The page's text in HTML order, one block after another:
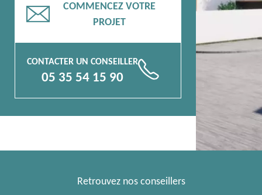
📧
COMMENCEZ VOTRE
PROJET
CONTACTER UN CONSEILLER
05 35 54 15 90 📞
Retrouvez nos conseillers